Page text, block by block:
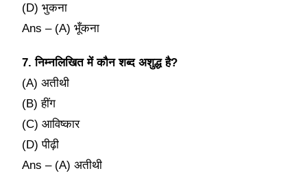
(D) भुकना
Ans – (A) भूँकना
7. निम्नलिखित में कौन शब्द अशुद्ध है?
(A) अतीथी
(B) हींग
(C) आविष्कार
(D) पीढ़ी
Ans – (A) अतीथी